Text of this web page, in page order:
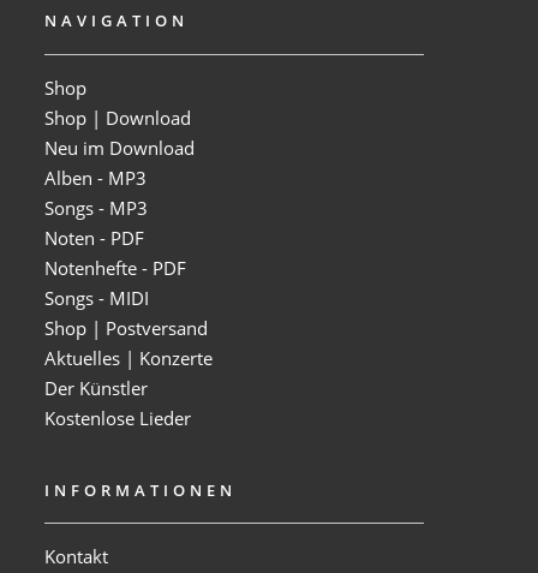
NAVIGATION
Shop
Shop | Download
Neu im Download
Alben - MP3
Songs - MP3
Noten - PDF
Notenhefte - PDF
Songs - MIDI
Shop | Postversand
Aktuelles | Konzerte
Der Künstler
Kostenlose Lieder
INFORMATIONEN
Kontakt